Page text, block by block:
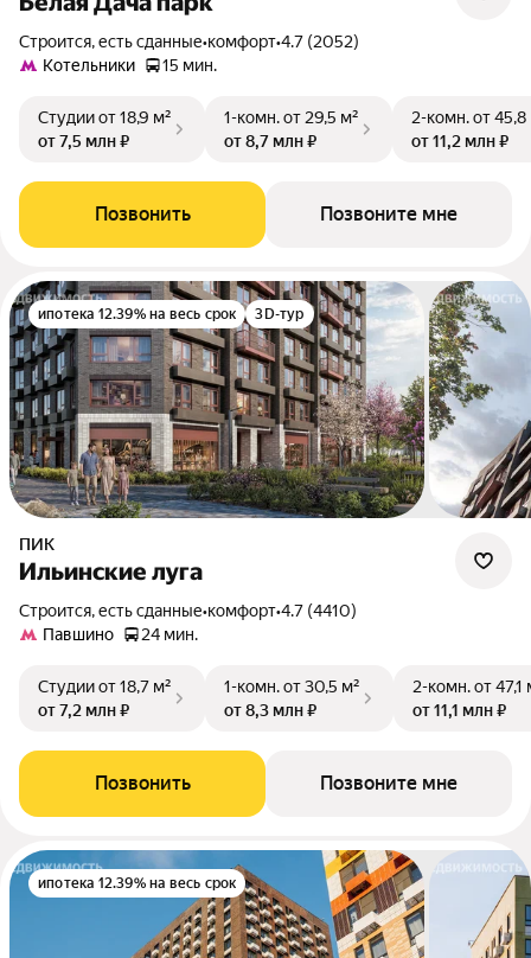
Строится, есть сданные•комфорт•4.7 (2052)
Котельники
15 мин.
Студииот 18,9 м²
от 7,5 млн ₽
1-комн.от 29,5 м²
от 8,7 млн ₽
2-комн.от 45,8
от 11,2 млн ₽
Позвонить Позвоните мне
ипотека 12.39% на весь срок 3D-тур
ПИК
Ильинские луга
Строится, есть сданные•комфорт•4.7 (4410)
Павшино
24 мин.
Студииот 18,7 м²
от 7,2 млн ₽
1-комн.от 30,5 м²
от 8,3 млн ₽
2-комн.от 47,1
от 11,1 млн ₽
Позвонить Позвоните мне
ипотека 12.39% на весь срок